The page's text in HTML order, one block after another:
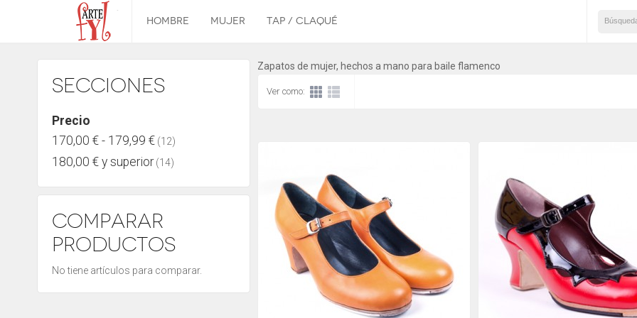
HOMBRE MUJER TAP / CLAQUÉ
Zapatos de mujer, hechos a mano para baile flamenco
Ver como:
Secciones
Precio
170,00 € - 179,99 € (12)
180,00 € y superior(14)
Comparar
Productos
No tiene artículos para comparar.